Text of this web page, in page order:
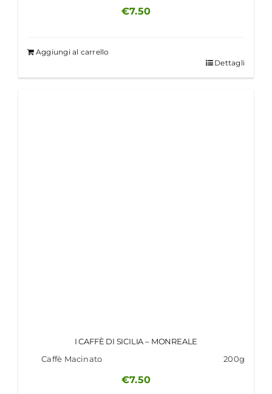
€7.50
Aggiungi al carrello
Dettagli
I CAFFÈ DI SICILIA – MONREALE
Caffè Macinato
200g
€7.50